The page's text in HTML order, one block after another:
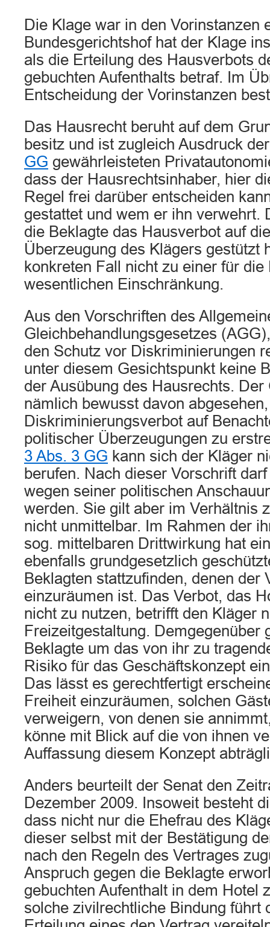
Die Klage war in den Vorinstanzen
Bundesgerichtshof hat der Klage
als die Erteilung des Hausverbots
gebuchten Aufenthalts betraf. Im
Entscheidung der Vorinstanzen
Das Hausrecht beruht auf dem
besitz und ist zugleich Ausdruck
GG gewährleisteten
dass der Hausrechtsinhaber, hier
Regel frei darüber entscheiden
gestattet und wem er ihn verwehrt.
die Beklagte das Hausverbot auf
Überzeugung des Klägers gestützt
konkreten Fall nicht zu einer für die
wesentlichen Einschränkung.
Aus den Vorschriften des
Gleichbehandlungsgesetzes
den Schutz vor Diskriminierungen
unter diesem Gesichtspunkt keine
der Ausübung des Hausrechts. Der
nämlich bewusst davon
Diskriminierungsverbot auf
politischer Überzeugungen zu
3 Abs. 3 GG kann sich der Kläger
berufen. Nach dieser Vorschrift
wegen seiner politischen
werden. Sie gilt aber im Verhältnis
nicht unmittelbar. Im Rahmen der
sog. mittelbaren Drittwirkung hat
ebenfalls grundgesetzlich
Beklagten stattzufinden, denen der
einzuräumen ist. Das Verbot, das
nicht zu nutzen, betrifft den Kläger
Freizeitgestaltung. Demgegenüber
Beklagte um das von ihr zu
Risiko für das Geschäftskonzept
Das lässt es gerechtfertigt
Freiheit einzuräumen, solchen
verweigern, von denen sie
könne mit Blick auf die von ihnen
Auffassung diesem Konzept
Anders beurteilt der Senat den
Dezember 2009. Insoweit besteht
dass nicht nur die Ehefrau des
dieser selbst mit der Bestätigung
nach den Regeln des Vertrages
Anspruch gegen die Beklagte
gebuchten Aufenthalt in dem Hotel
solche zivilrechtliche Bindung führt